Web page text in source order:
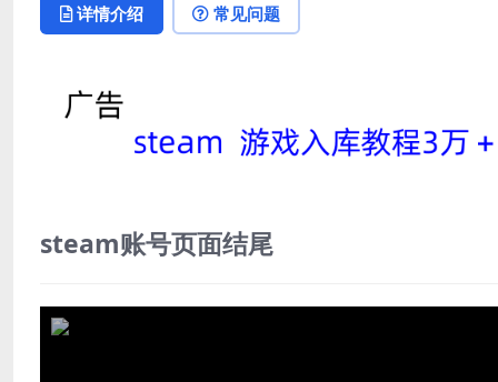
详情介绍 常见问题
steam账号页面结尾